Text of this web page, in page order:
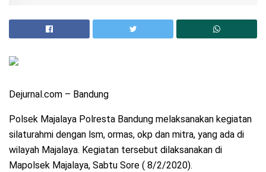
Dejurnal.com – Bandung
Polsek Majalaya Polresta Bandung melaksanakan kegiatan
silaturahmi dengan lsm, ormas, okp dan mitra, yang ada di
wilayah Majalaya. Kegiatan tersebut dilaksanakan di
Mapolsek Majalaya, Sabtu Sore ( 8/2/2020).